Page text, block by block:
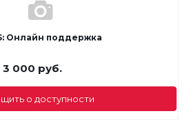
Онлайн поддержка
3 000 руб.
о доступности